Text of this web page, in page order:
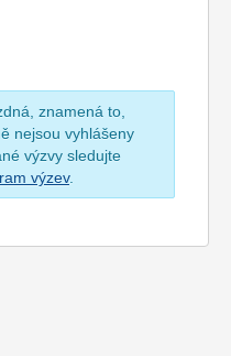
znamená to,
nejsou vyhlášeny
výzvy sledujte
výzev.